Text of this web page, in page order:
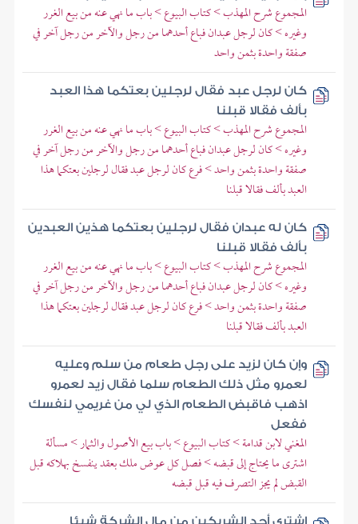
المجموع شرح المهذب > كتاب البيوع > باب ما نهي عنه من بيع الغرر
وغيره > كان لرجل عبدان فباع أحدهما من رجل والآخر من رجل آخر في
صفقة واحدة بثمن واحد
كان لرجل عبد فقال لرجلين بعتكما هذا العبد
بألف فقالا قبلنا
المجموع شرح المهذب > كتاب البيوع > باب ما نهي عنه من بيع الغرر
وغيره > كان لرجل عبدان فباع أحدهما من رجل والآخر من رجل آخر في
صفقة واحدة بثمن واحد > فرع كان لرجل عبد فقال لرجلين بعتكما هذا
العبد بألف فقالا قبلنا
كان له عبدان فقال لرجلين بعتكما هذين العبدين
بألف فقالا قبلنا
المجموع شرح المهذب > كتاب البيوع > باب ما نهي عنه من بيع الغرر
وغيره > كان لرجل عبدان فباع أحدهما من رجل والآخر من رجل آخر في
صفقة واحدة بثمن واحد > فرع كان لرجل عبد فقال لرجلين بعتكما هذا
العبد بألف فقالا قبلنا
وإن كان لزيد على رجل طعام من سلم وعليه
لعمرو مثل ذلك الطعام سلما فقال زيد لعمرو
اذهب فاقبض الطعام الذي لي من غريمي لنفسك
ففعل
المغني لابن قدامة > كتاب البيوع > باب بيع الأصول والثمار > مسألة
اشترى ما يحتاج إلى قبضه > فصل كل عوض ملك بعقد ينفسخ بهلاكه قبل
القبض لم يجز التصرف فيه قبل قبضه
اشترى أحد الشريكين من مال الشركة شيئا